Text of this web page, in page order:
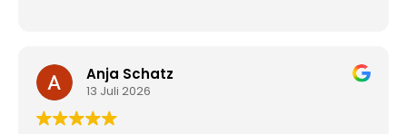
Anja Schatz
13 Juli 2026